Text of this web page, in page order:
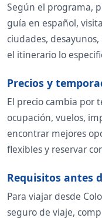
Según el programa,
guía en español,
ciudades,
el itinerario lo
Precios y
El precio cambia por
ocupación, vuelos,
encontrar mejores
flexibles y reservar
Requisitos antes
Para viajar desde
seguro de viaje,